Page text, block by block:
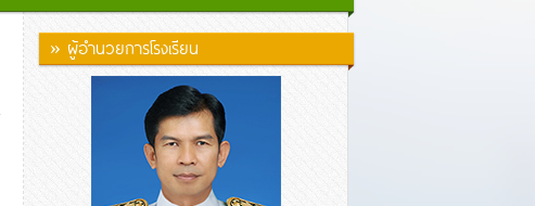
» ผู้อำนวยการโรงเรียน